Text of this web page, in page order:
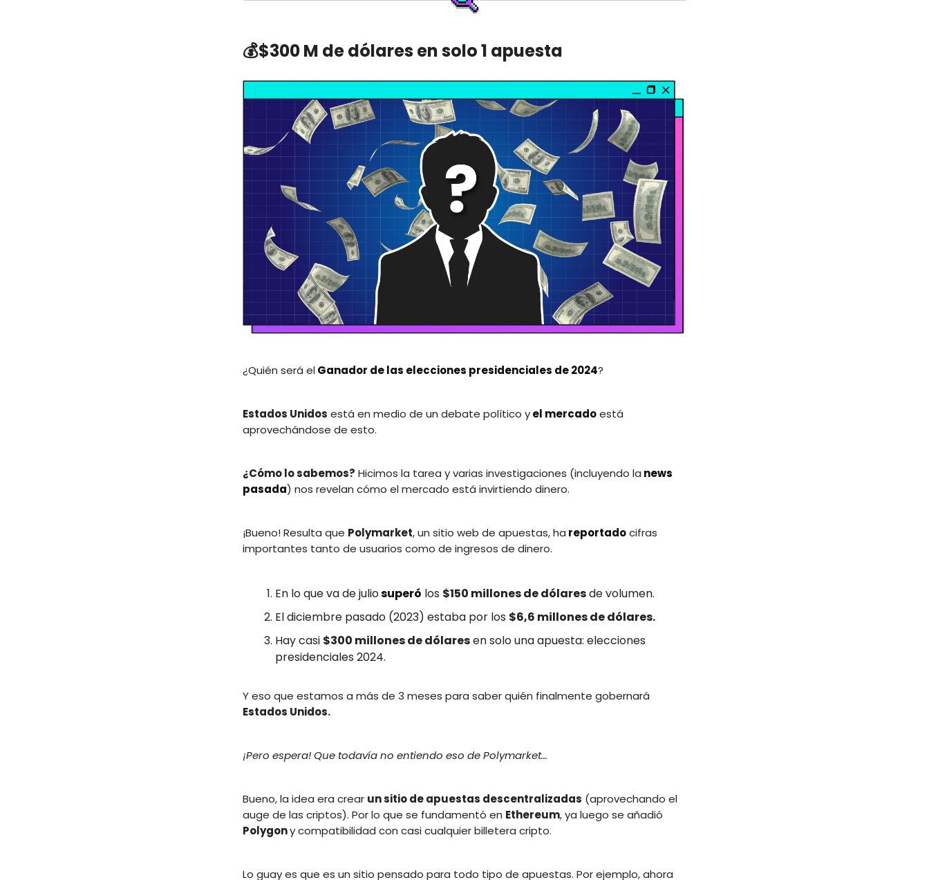
💰$300 M de dólares en solo 1 apuesta
¿Quién será elGanador de las elecciones presidenciales de 2024?
Estados Unidos está en medio de un debate político yel mercadoestá
aprovechándose de esto.
¿Cómo lo sabemos? Hicimos la tarea y varias investigaciones (incluyendo la news
pasada) nos revelan cómo el mercado está invirtiendo dinero.
¡Bueno! Resulta que Polymarket, un sitio web de apuestas, ha reportadocifras
importantes tanto de usuarios como de ingresos de dinero.
En lo que va de juliosuperó los $150 millones de dólaresde volumen.
El diciembre pasado (2023) estaba por los $6,6 millones de dólares.
Hay casi $300 millones de dólaresen solo una apuesta: elecciones
presidenciales 2024.
Y eso que estamos a más de 3 meses para saber quién finalmente gobernará
Estados Unidos.
¡Pero espera! Que todavía no entiendo eso de Polymarket...
Bueno, la idea era crear un sitio de apuestas descentralizadas (aprovechando el
auge de las criptos). Por lo que se fundamentó en Ethereum, ya luego se añadió
Polygony compatibilidad con casi cualquier billetera cripto.
Lo guay es que es un sitio pensado para todo tipo de apuestas. Por ejemplo, ahora